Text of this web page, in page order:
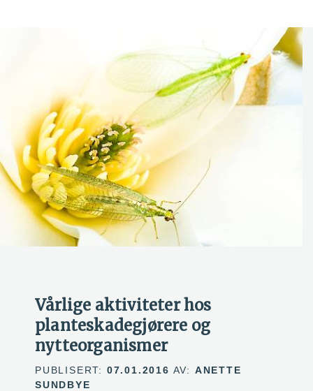
Vårlige aktiviteter hos
planteskadegjørere og
nytteorganismer
PUBLISERT: 07.01.2016 AV: ANETTE
SUNDBYE